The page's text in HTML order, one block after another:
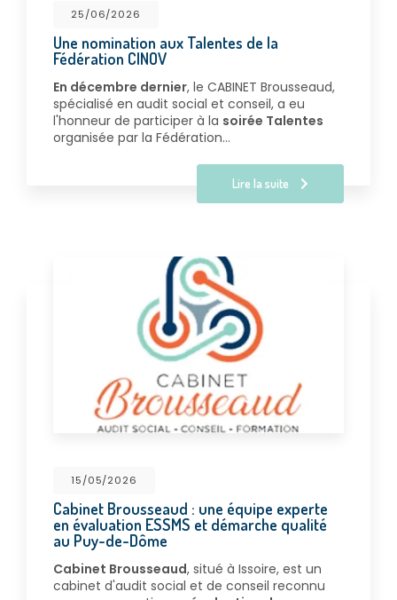
25/06/2026
Une nomination aux Talentes de la
Fédération CINOV
En décembre dernier, le CABINET Brousseaud,
spécialisé en audit social et conseil, a eu
l'honneur de participer à la soirée Talentes
organisée par la Fédération…
Lire la suite
15/05/2026
Cabinet Brousseaud : une équipe experte
en évaluation ESSMS et démarche qualité
au Puy-de-Dôme
Cabinet Brousseaud, situé à Issoire, est un
cabinet d'audit social et de conseil reconnu